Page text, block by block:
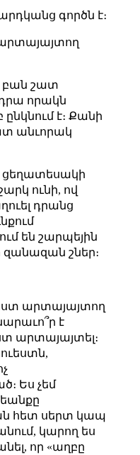
գործն է։
բան շատ
որակն
է։ Քանի
անւորակ
ցեղատեսակի
ունի, ով
դրանց
են շարպեյին
զանազան շներ։
արտայայտող
է
արտայայտել։
Ես չեմ
հետ սերտ կապ
կարող ես
որ «աղբը